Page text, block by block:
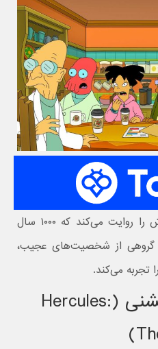
فوتوراما داستان یک پیتزا‌فروش را روایت می‌کند که ۱۰۰۰ سال
گروهی از شخصیت‌های عجیب،
تجربه می‌کند.
هرکول: سری انیمیشنی (Hercules: